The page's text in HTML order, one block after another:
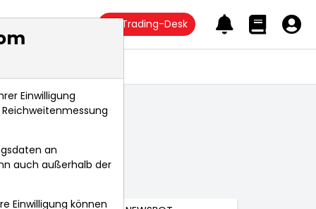
Trading-Desk
Einwilligung
an
auch außerhalb der
Einwilligung können